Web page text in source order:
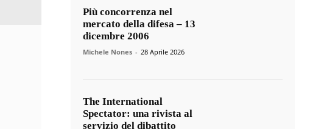
Più concorrenza nel
mercato della difesa – 13
dicembre 2006
Michele Nones - 28 Aprile 2026
The International
Spectator: una rivista al
servizio del dibattito